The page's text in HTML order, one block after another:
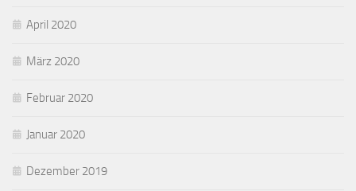
April 2020
März 2020
Februar 2020
Januar 2020
Dezember 2019